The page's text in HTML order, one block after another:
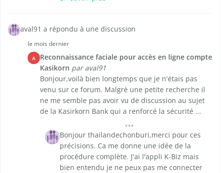
aval91 a répondu à une discussion
le mois dernier
A
Reconnaissance faciale pour accès en ligne compte
Kasikorn par aval91
Bonjour,voilà bien longtemps que je n'étais pas
venu sur ce forum. Malgrè une petite recherche il
ne me semble pas avoir vu de discussion au sujet
de la Kasirkorn Bank qui a renforcé la sécurité ...
Bonjour thailandechonburi,merci pour ces
précisions. Ca me donne une idée de la
procédure complète. J'ai l'appli K-Biz mais
bien entendu je ne peux pas me connecter